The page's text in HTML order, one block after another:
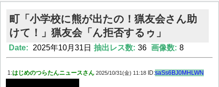
町「小学校に熊が出たの！猟友会さん助
けて！」猟友会「ん拒否するゥ」
Date: 2025年10月31日 抽出レス数: 36 画像数: 8
1:はじめのつらたんニュースさん 2025/10/31(金) 11:18 ID:saSs6BJ0MHLWN